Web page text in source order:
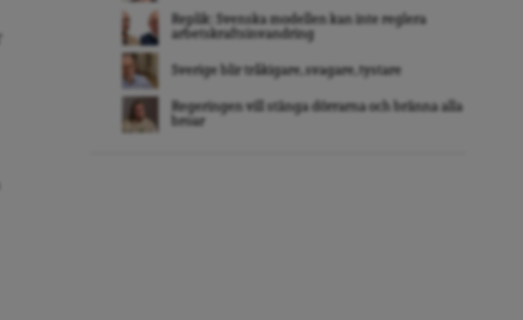
Replik: Svenska modellen kan inte reglera
arbetskraftsinvandring
Sverige blir tråkigare, svagare, tystare
Regeringen vill stänga dörrarna och bränna alla
broar